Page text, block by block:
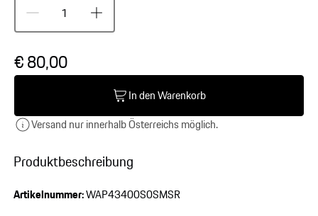
Produktbeschreibung
Artikelnummer:WAP43400S0SMSR
€ 80,00
In den Warenkorb
Versand nur innerhalb Österreichs möglich.